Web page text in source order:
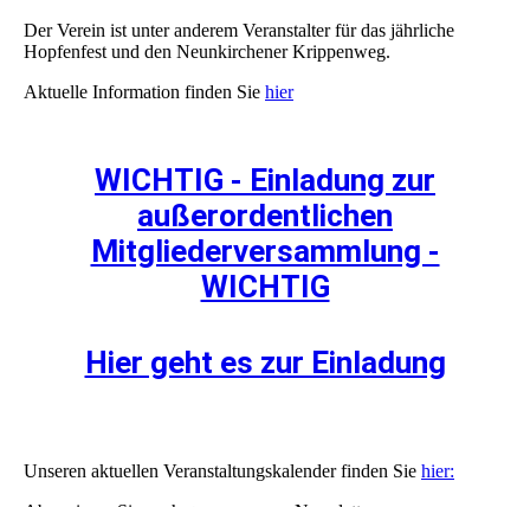
Der Verein ist unter anderem Veranstalter für das jährliche
Hopfenfest und den Neunkirchener Krippenweg.
Aktuelle Information finden Sie hier
WICHTIG - Einladung zur
außerordentlichen
Mitgliederversammlung -
WICHTIG
Hier geht es zur Einladung
Unseren aktuellen Veranstaltungskalender finden Sie hier: